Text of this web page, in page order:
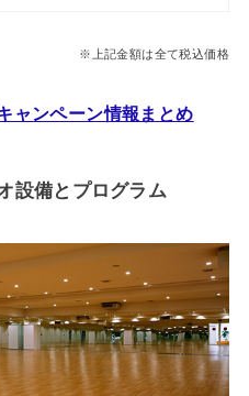
※上記金額は全て税込価格
ャンペーン情報まとめ
設備とプログラム